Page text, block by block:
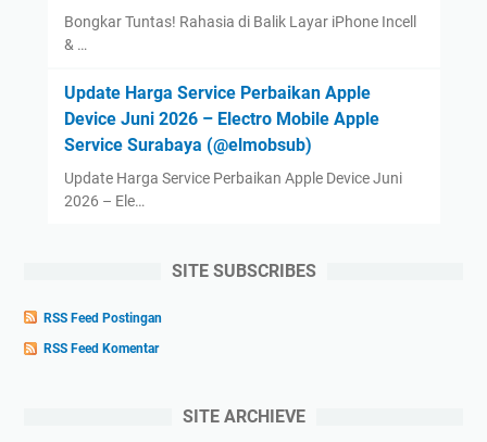
Bongkar Tuntas! Rahasia di Balik Layar iPhone Incell
& …
Update Harga Service Perbaikan Apple
Device Juni 2026 – Electro Mobile Apple
Service Surabaya (@elmobsub)
Update Harga Service Perbaikan Apple Device Juni
2026 – Ele…
SITE SUBSCRIBES
RSS Feed Postingan
RSS Feed Komentar
SITE ARCHIEVE